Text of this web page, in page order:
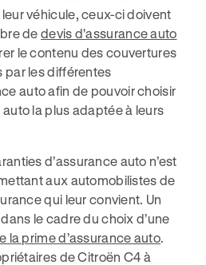
véhicule, ceux-ci doivent
dedevis d'assurance auto
le contenu des couvertures
par les différentes
auto afin de pouvoir choisir
la plus adaptée à leurs
d’assurance auto n’est
aux automobilistes de
qui leur convient. Un
le cadre du choix d’une
la prime d’assurance auto.
de Citroën C4 à